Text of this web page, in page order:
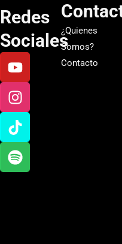
Redes
Sociales
Y
o
u
t
u
b
e
I
n
s
t
a
g
r
a
T
i
k
t
o
k
S
p
o
t
i
f
y
¿Quienes
Somos?
Contacto